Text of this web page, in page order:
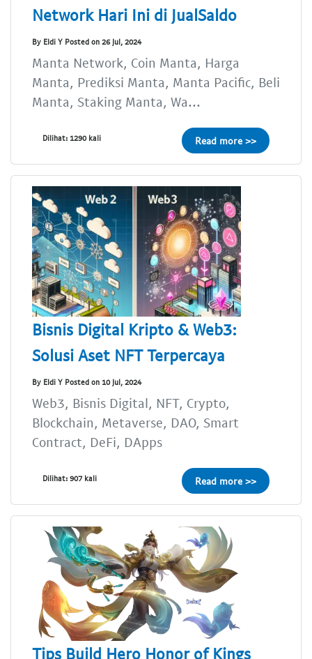
Network Hari Ini di JualSaldo
By Eldi Y Posted on 26 Jul, 2024
Manta Network, Coin Manta, Harga
Manta, Prediksi Manta, Manta Pacific, Beli
Manta, Staking Manta, Wa...
Dilihat: 1290 kali Read more >>
Bisnis Digital Kripto & Web3:
Solusi Aset NFT Terpercaya
By Eldi Y Posted on 10 Jul, 2024
Web3, Bisnis Digital, NFT, Crypto,
Blockchain, Metaverse, DAO, Smart
Contract, DeFi, DApps
Dilihat: 907 kali Read more >>
Tips Build Hero Honor of Kings